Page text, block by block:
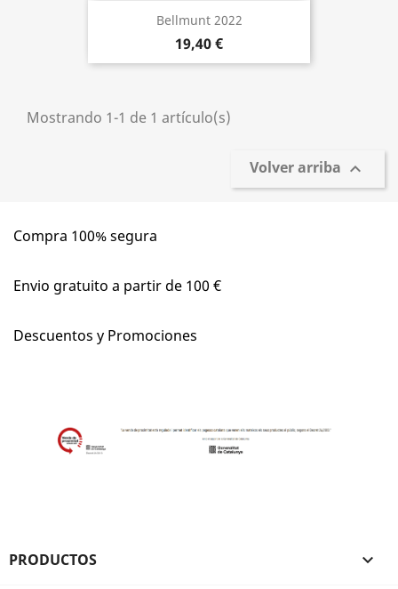
Bellmunt 2022
19,40 €
Mostrando 1-1 de 1 artículo(s)
Volver arriba 
Compra 100% segura
Envio gratuito a partir de 100 €
Descuentos y Promociones
PRODUCTOS 